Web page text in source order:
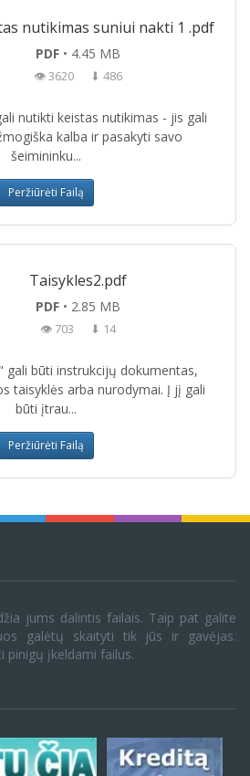
nutikimas suniui nakti 1 .pdf
PDF• 4.45 MB
👁 3620 ⬇ 486
nutikti keistas nutikimas - jis gali
kalba ir pasakyti savo
šeimininku...
Peržiūrėti Failą
Taisykles2.pdf
PDF• 2.85 MB
👁 703 ⬇ 14
gali būti instrukcijų dokumentas,
taisyklės arba nurodymai. Į jį gali
būti įtrau...
Peržiūrėti Failą
jums dalintis failais. Taip pat galite
galėtų skaityti tik jūs ir gavėjas.
pinigų įkeldami failus.